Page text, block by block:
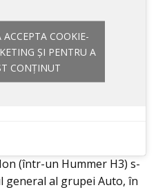
COOKIE-
ȘI PENTRU A
CONȚINUT
(într-un Hummer H3) s-
general al grupei Auto, în